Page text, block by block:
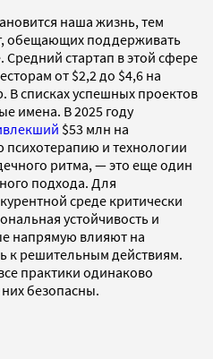
наша жизнь, тем
обещающих поддерживать
стартап в этой сфере
от $2,2 до $4,6 на
списках успешных проектов
имена. В 2025 году
$53 млн на
и технологии
ритма, — это еще один
подхода. Для
среде критически
устойчивость и
напрямую влияют на
к решительным действиям.
практики одинаково
безопасны.